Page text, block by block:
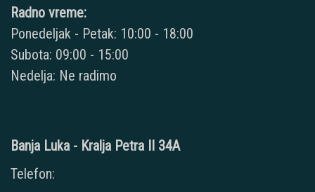
Radno vreme:
Ponedeljak - Petak: 10:00 - 18:00
Subota: 09:00 - 15:00
Nedelja: Ne radimo
Banja Luka - Kralja Petra II 34A
Telefon: